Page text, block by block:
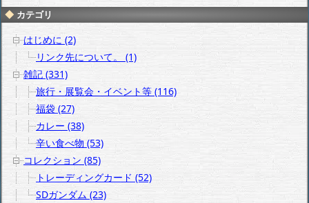
カテゴリ
はじめに (2)
リンク先について。 (1)
雑記 (331)
旅行・展覧会・イベント等 (116)
福袋 (27)
カレー (38)
辛い食べ物 (53)
コレクション (85)
トレーディングカード (52)
SDガンダム (23)